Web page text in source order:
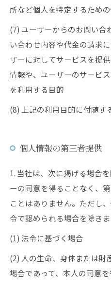
所など個人を特定するため
(7) ユーザーからのお問い合
い合わせ内容や代金の請求
ザーに対してサービスを提
情報や、ユーザーのサービ
を利用する目的
(8) 上記の利用目的に付随す
個人情報の第三者提供
1. 当社は、次に掲げる場合
ーの同意を得ることなく、
ことはありません。ただし
令で認められる場合を除きま
(1) 法令に基づく場合
(2) 人の生命、身体または財
場合であって、本人の同意